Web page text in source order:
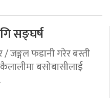
सङ्घर्ष
/ जङ्गल फडानी गरेर बस्ती
बसोबासीलाई